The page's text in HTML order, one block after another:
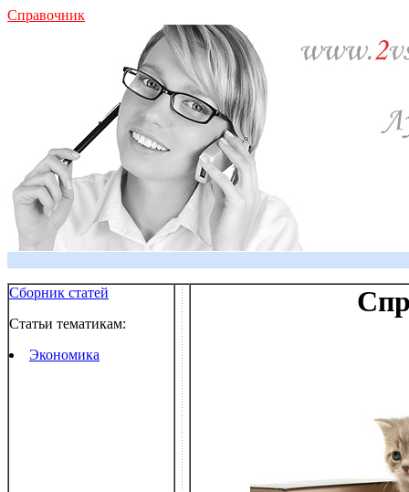
Справочник
Сборник статей
Статьи тематикам:
Экономика